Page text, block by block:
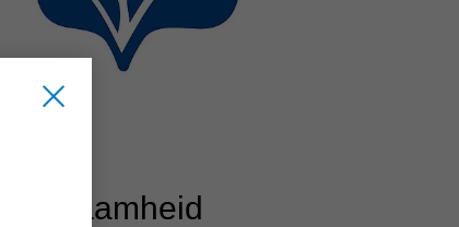
Duurzaamheid